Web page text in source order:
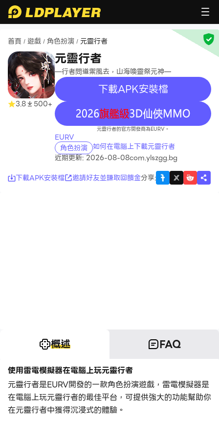
首頁 / 遊戲 / 角色扮演 / 元靈行者
3.8 500+
元靈行者
—行者問道禦風去，山海喚靈祭元神—
下載APK安裝檔
recommend
元靈行者的官方開發商為EURV。
EURV
角色扮演 如何在電腦上下載元靈行者
近期更新: 2026-08-08com.ylszgg.bg
下載APK安裝檔
邀請好友並賺取回饋金分享:
概述 FAQ
使用雷電模擬器在電腦上玩元靈行者
元靈行者是EURV開發的一款角色扮演遊戲，雷電模擬器是
在電腦上玩元靈行者的最佳平台，可提供強大的功能幫助你
在元靈行者中獲得沉浸式的體驗。